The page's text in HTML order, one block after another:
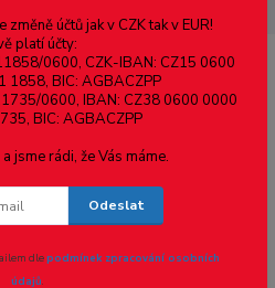
střední - 3 A
účtů jak v CZK tak v EUR!
platí účty:
0600, CZK-IBAN: CZ15 0600
1858, BIC: AGBACZPP
0600, IBAN: CZ38 0600 0000
BIC: AGBACZPP
jsme rádi, že Vás máme.
Odeslat
dlepodmínek zpracování osobních
údajů.